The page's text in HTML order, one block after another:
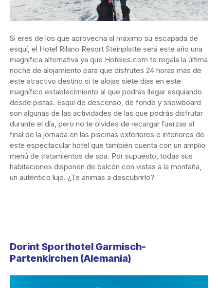
Si eres de los que aprovecha al máximo su escapada de
esquí, el Hotel Rilano Resort Steinplatte será este año una
magnífica alternativa ya que Hoteles.com te regala la última
noche de alojamiento para que disfrutes 24 horas más de
este atractivo destino si te alojas siete días en este
magnífico establecimiento al que podrás llegar esquiando
desde pistas. Esquí de descenso, de fondo y snowboard
son algunas de las actividades de las que podrás disfrutar
durante el día, pero no te olvides de recargar fuerzas al
final de la jornada en las piscinas exteriores e interiores de
este espectacular hotel que también cuenta con un amplio
menú de tratamientos de spa. Por supuesto, todas sus
habitaciones disponen de balcón con vistas a la montaña,
un auténtico lujo. ¿Te animas a descubrirlo?
Dorint Sporthotel Garmisch-
Partenkirchen (Alemania)